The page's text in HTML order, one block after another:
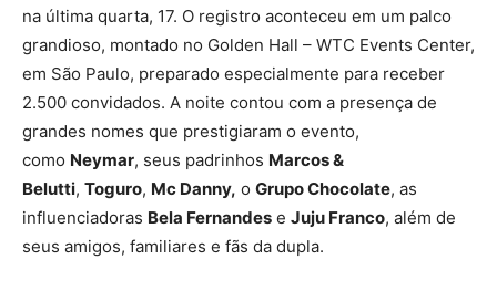
na última quarta, 17. O registro aconteceu em um palco
grandioso, montado no Golden Hall – WTC Events Center,
em São Paulo, preparado especialmente para receber
2.500 convidados. A noite contou com a presença de
grandes nomes que prestigiaram o evento,
como Neymar, seus padrinhos Marcos &
Belutti, Toguro, Mc Danny, o Grupo Chocolate, as
influenciadoras Bela Fernandes e Juju Franco, além de
seus amigos, familiares e fãs da dupla.